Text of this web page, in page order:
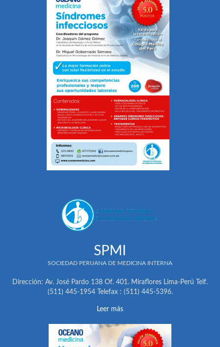
SPMI
SOCIEDAD PERUANA DE MEDICINA INTERNA
Dirección: Av. José Pardo 138 Of. 401. Miraflores Lima-Perú Telf.
(511) 445-1954 Telefax : (511) 445-5396.
Leer más